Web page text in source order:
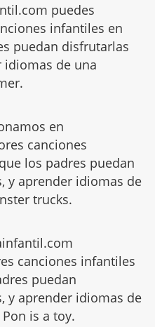
puedes
infantiles en
puedan disfrutarlas
idiomas de una
en
canciones
los padres puedan
y aprender idiomas de
trucks.
canciones infantiles
puedan
y aprender idiomas de
is a toy.